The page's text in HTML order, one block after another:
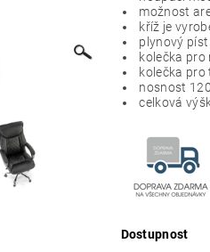
možnost
kříž je
plynový
kolečka pro
kolečka
nosnost
celková
Dostupnost